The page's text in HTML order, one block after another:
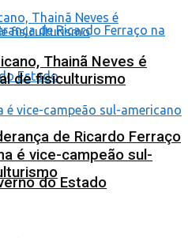
de Ricardo Ferraço
do Estado
Thainã Neves é
de fisiculturismo
é vice-campeão sul-